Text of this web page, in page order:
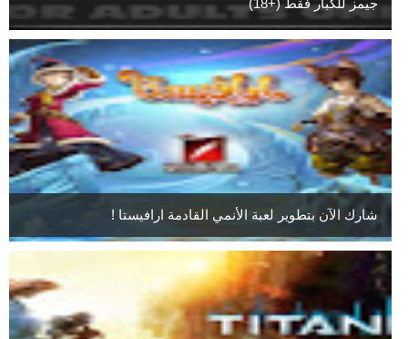
جيمز للكبار فقط (+18)
شارك الآن بتطوير لعبة الأنمي القادمة ارافيستا !